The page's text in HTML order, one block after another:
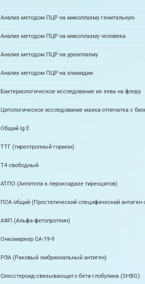
Анализ методом ПЦР на микоплазму генитальную
Анализ методом ПЦР на микоплазму человека
Анализ методом ПЦР на уреаплазму
Анализ методом ПЦР на хламидии
Бактериологическое исследование из зева на флору
Цитологическое исследование мазка-отпечатка с
Общий Ig Е
ТТГ (тиреотропный гормон)
Т4 свободный
АТПО (Антитела к пероксидазе тиреоцитов)
ПСА общий (Простатический специфический антиген
АФП (Альфа-фетопротеин)
Онкомаркер СА-19-9
РЭА (Раковый эмбриональный антиген)
Сексстероид-связывающего бета-глобулина (SHBG)